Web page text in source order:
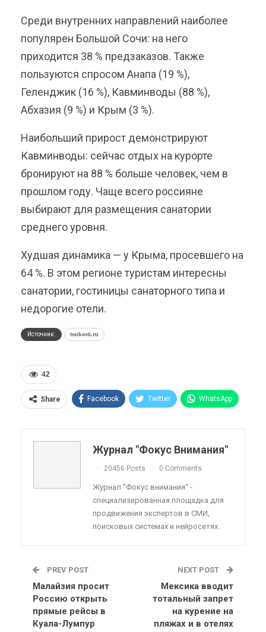
Среди внутренних направлений наиболее
популярен Большой Сочи: на него
приходится 38 % предзаказов. Также
пользуются спросом Анапа (19 %),
Геленджик (16 %), Кавминводы (88 %),
Абхазия (9 %) и Крым (3 %).
Наибольший прирост демонстрируют
Кавминводы: сейчас отдых на курорте
бронируют на 88 % больше человек, чем в
прошлом году. Чаще всего россияне
выбирают для размещения санатории
среднего уровня.
Худшая динамика — у Крыма, просевшего на
64 %. В этом регионе туристам интересны
санатории, гостиницы санаторного типа и
недорогие отели.
Источник: tonkosti.ru
42
Share Facebook Twitter WhatsApp
Telegram VK Viber
Linkedin Tumblr
Журнал "Фокус Внимания"
20456 Posts 0 Comments
Журнал "Фокус внимания" -
специализированная площадка для
продвижения экспертов в СМИ,
поисковых системах и нейросетях.
PREV POST
Малайзия просит
Россию открыть
прямые рейсы в
Куала-Лумпур
NEXT POST
Мексика вводит
тотальный запрет
на курение на
пляжах и в отелях